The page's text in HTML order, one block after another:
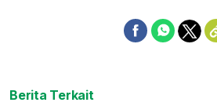
Berita Terkait